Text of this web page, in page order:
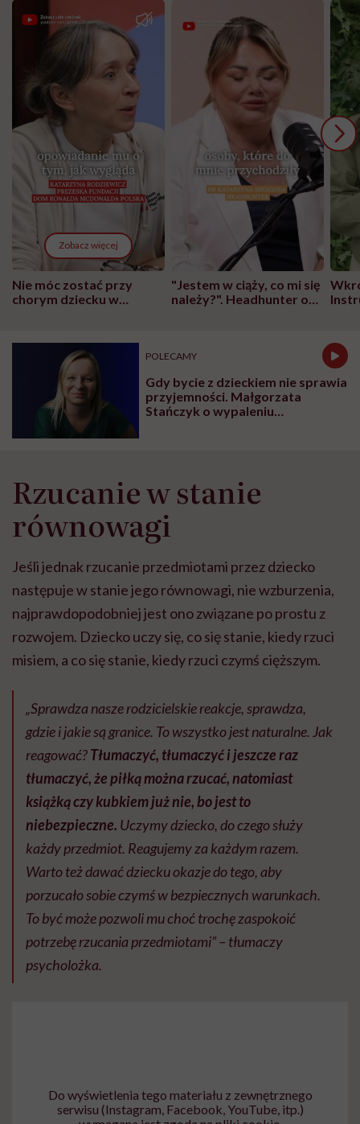
Zobacz więcej
Nie móc zostać przy
chorym dziecku w
może chyba tylko
głupota i brak
wyobraźni"
"Jestem w ciąży, co mi się
należy?". Headhunter o
POLECAMY
Gdy bycie z dzieckiem nie sprawia
przyjemności. Małgorzata
Stańczyk o wypaleniu
Rzucanie w stanie
równowagi
Jeśli jednak rzucanie przedmiotami przez dziecko
następuje w stanie jego równowagi, nie wzburzenia,
najprawdopodobniej jest ono związane po prostu z
rozwojem. Dziecko uczy się, co się stanie, kiedy rzuci
misiem, a co się stanie, kiedy rzuci czymś cięższym.
„Sprawdza nasze rodzicielskie reakcje, sprawdza,
gdzie i jakie są granice. To wszystko jest naturalne. Jak
reagować?Tłumaczyć, tłumaczyć i jeszcze raz
tłumaczyć, że piłką można rzucać, natomiast
książką czy kubkiem już nie, bo jest to
niebezpieczne. Uczymy dziecko, do czego służy
każdy przedmiot. Reagujemy za każdym razem.
Warto też dawać dziecku okazje do tego, aby
porzucało sobie czymś w bezpiecznych warunkach.
To być może pozwoli mu choć trochę zaspokoić
potrzebę rzucania przedmiotami” – tłumaczy
psycholożka.
Do wyświetlenia tego materiału z zewnętrznego
serwisu (Instagram, Facebook, YouTube, itp.)